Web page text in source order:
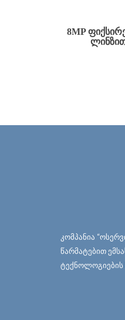
8MP
კომპანია
წარმატებით
ტექნოლოგიების